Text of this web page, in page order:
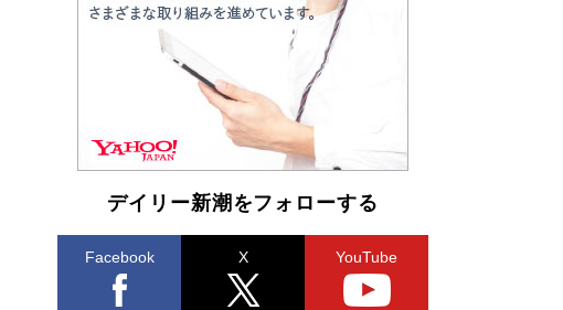
デイリー新潮をフォローする
Facebook X YouTube